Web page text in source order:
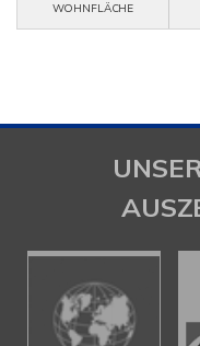
WOHNFLÄCHE